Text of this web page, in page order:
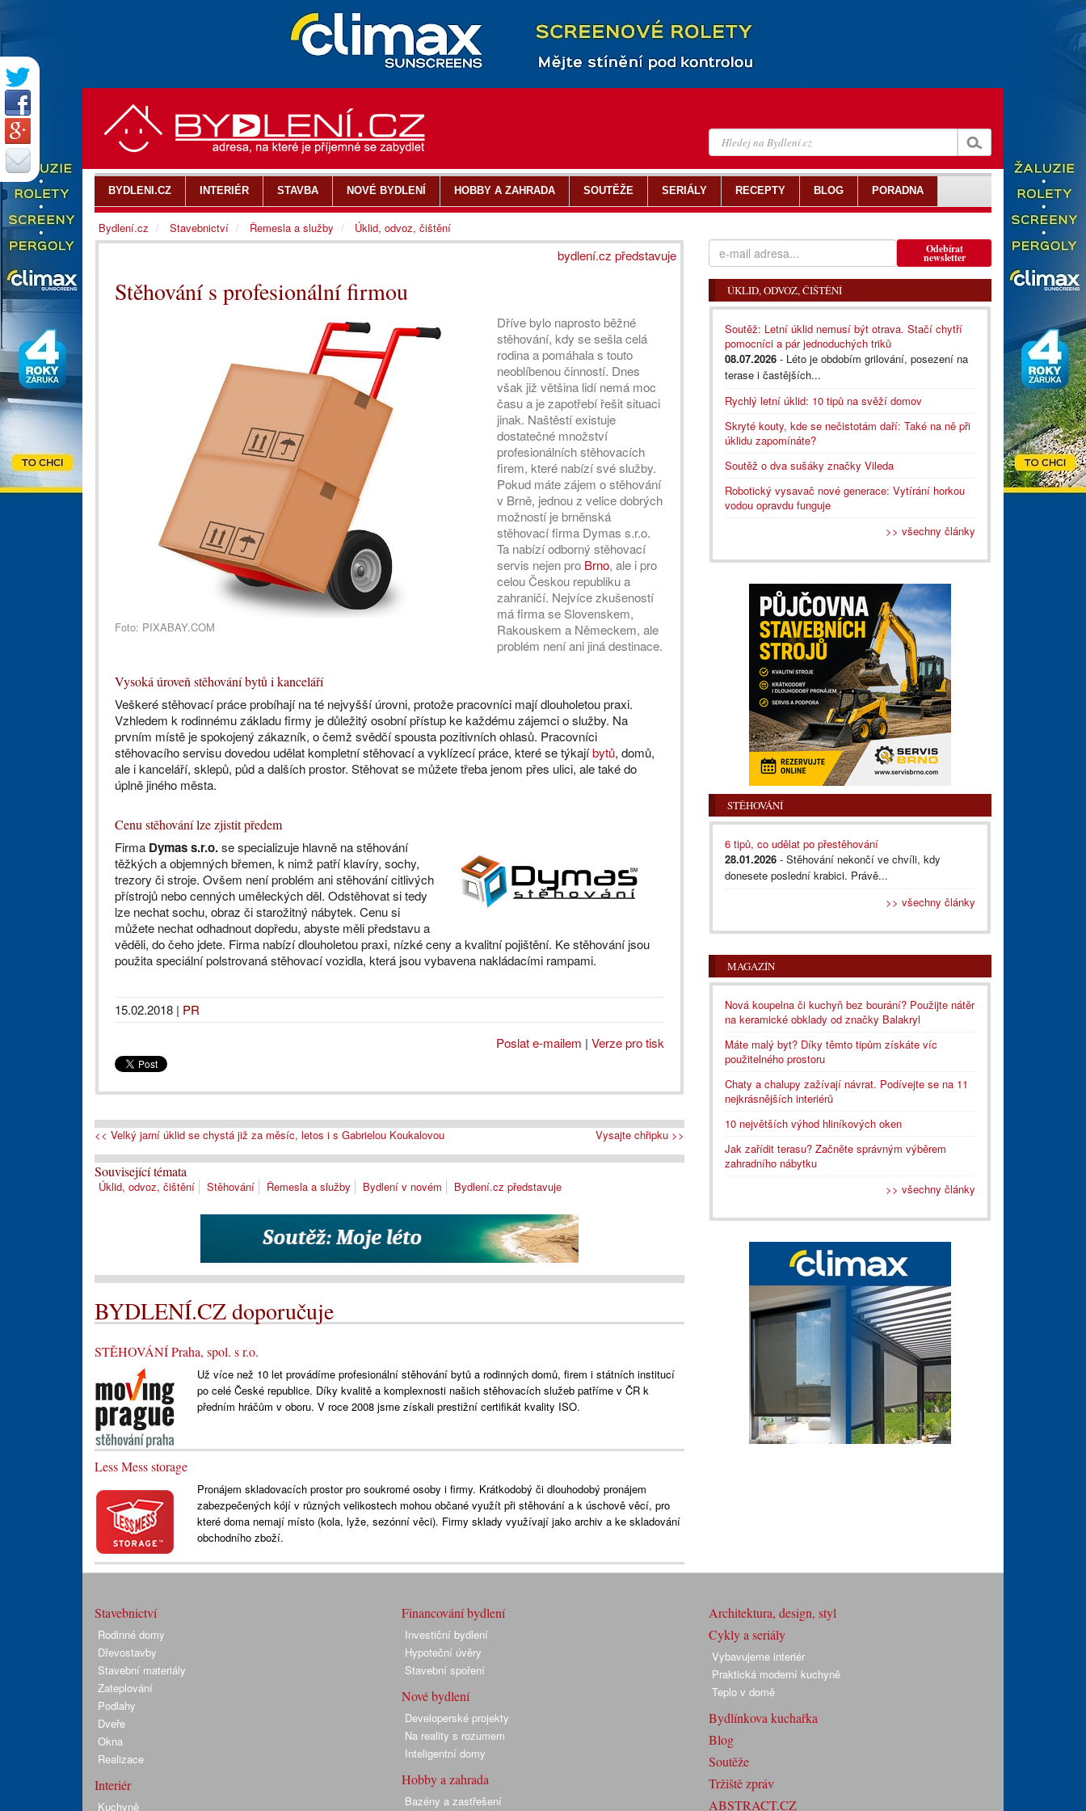
bydlení.cz představuje
Stěhování s profesionální firmou
Foto: PIXABAY.COM
Dříve bylo naprosto běžné
stěhování, kdy se sešla celá
rodina a pomáhala s touto
neoblíbenou činností. Dnes
však již většina lidí nemá moc
času a je zapotřebí řešit situaci
jinak. Naštěstí existuje
dostatečné množství
profesionálních stěhovacích
firem, které nabízí své služby.
Pokud máte zájem o stěhování
v Brně, jednou z velice dobrých
možností je brněnská
stěhovací firma Dymas s.r.o.
Ta nabízí odborný stěhovací
servis nejen pro Brno, ale i pro
celou Českou republiku a
zahraničí. Nejvíce zkušeností
má firma se Slovenskem,
Rakouskem a Německem, ale
problém není ani jiná destinace.
Vysoká úroveň stěhování bytů i kanceláří
Veškeré stěhovací práce probíhají na té nejvyšší úrovni, protože pracovníci mají dlouholetou praxi.
Vzhledem k rodinnému základu firmy je důležitý osobní přístup ke každému zájemci o služby. Na
prvním místě je spokojený zákazník, o čemž svědčí spousta pozitivních ohlasů. Pracovníci
stěhovacího servisu dovedou udělat kompletní stěhovací a vyklízecí práce, které se týkajíbytů, domů,
ale i kanceláří, sklepů, půd a dalších prostor. Stěhovat se můžete třeba jenom přes ulici, ale také do
úplně jiného města.
Cenu stěhování lze zjistit předem
Firma Dymas s.r.o.se specializuje hlavně na stěhování
těžkých a objemných břemen, k nimž patří klavíry, sochy,
trezory či stroje. Ovšem není problém ani stěhování citlivých
přístrojů nebo cenných uměleckých děl. Odstěhovat si tedy
lze nechat sochu, obraz či starožitný nábytek. Cenu si
můžete nechat odhadnout dopředu, abyste měli představu a
věděli, do čeho jdete. Firma nabízí dlouholetou praxi, nízké ceny a kvalitní pojištění. Ke stěhování jsou
použita speciální polstrovaná stěhovací vozidla, která jsou vybavena nakládacími rampami.
15.02.2018 | PR
Poslat e-mailem | Verze pro tisk
<< Velký jarní úklid se chystá již za měsíc, letos i s Gabrielou Koukalovou Vysajte chřipku >>
Související témata
Úklid, odvoz, čištění Stěhování Řemesla a služby Bydlení v novém Bydlení.cz představuje
BYDLENÍ.CZ doporučuje
STĚHOVÁNÍ Praha, spol. s r.o.
Už více než 10 let provádíme profesionální stěhování bytů a rodinných domů, firem i státních institucí
po celé České republice. Díky kvalitě a komplexnosti našich stěhovacích služeb patříme v ČR k
předním hráčům v oboru. V roce 2008 jsme získali prestižní certifikát kvality ISO.
Less Mess storage
Pronájem skladovacích prostor pro soukromé osoby i firmy. Krátkodobý či dlouhodobý pronájem
zabezpečených kójí v různých velikostech mohou občané využít při stěhování a k úschově věcí, pro
které doma nemají místo (kola, lyže, sezónní věci). Firmy sklady využívají jako archiv a ke skladování
obchodního zboží.
Odebírat
newsletter
ÚKLID, ODVOZ, ČIŠTĚNÍ
Soutěž: Letní úklid nemusí být otrava. Stačí chytří
pomocníci a pár jednoduchých triků
08.07.2026 - Léto je obdobím grilování, posezení na
terase i častějších...
Rychlý letní úklid: 10 tipů na svěží domov
Skryté kouty, kde se nečistotám daří: Také na ně při
úklidu zapomínáte?
Soutěž o dva sušáky značky Vileda
Robotický vysavač nové generace: Vytírání horkou
vodou opravdu funguje
>> všechny články
STĚHOVÁNÍ
6 tipů, co udělat po přestěhování
28.01.2026 - Stěhování nekončí ve chvíli, kdy
donesete poslední krabici. Právě...
>> všechny články
MAGAZÍN
Nová koupelna či kuchyň bez bourání? Použijte nátěr
na keramické obklady od značky Balakryl
Máte malý byt? Díky těmto tipům získáte víc
použitelného prostoru
Chaty a chalupy zažívají návrat. Podívejte se na 11
nejkrásnějších interiérů
10 největších výhod hliníkových oken
Jak zařídit terasu? Začněte správným výběrem
zahradního nábytku
>> všechny články
BYDLENI.CZ INTERIÉR STAVBA NOVÉ BYDLENÍ HOBBY A ZAHRADA SOUTĚŽE SERIÁLY RECEPTY BLOG PORADNA
Bydlení.cz Stavebnictví Řemesla a služby Úklid, odvoz, čištění
Stavebnictví
Rodinné domy
Dřevostavby
Stavební materiály
Zateplování
Podlahy
Dveře
Okna
Realizace
Interiér
Kuchyně
Financování bydlení
Investiční bydlení
Hypoteční úvěry
Stavební spoření
Nové bydlení
Developerské projekty
Na reality s rozumem
Inteligentní domy
Hobby a zahrada
Bazény a zastřešení
Architektura, design, styl
Cykly a seriály
Vybavujeme interiér
Praktická moderní kuchyně
Teplo v domě
Bydlínkova kuchařka
Blog
Soutěže
Tržiště zpráv
ABSTRACT.CZ